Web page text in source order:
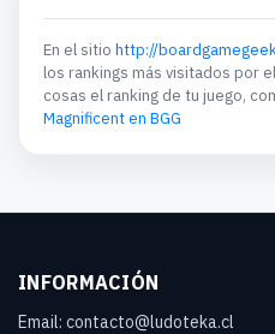
En el sitio http://
los rankings más visitados por
cosas el ranking de tu juego,
Magnificent en BGG
INFORMACIÓN
Email: contacto@ludoteka.cl